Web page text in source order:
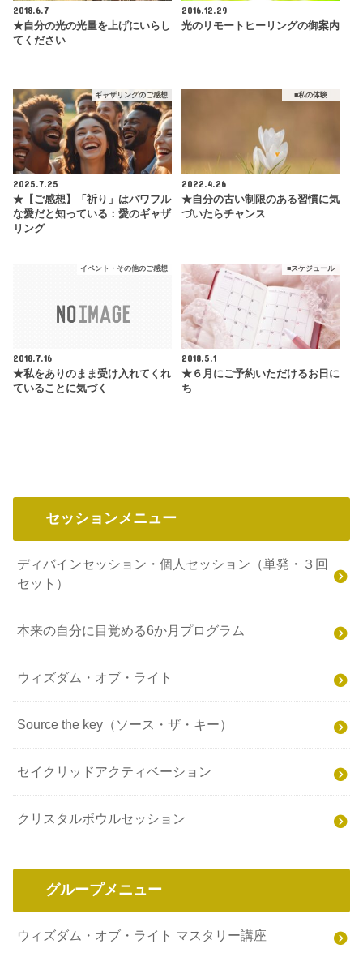
2018.6.7
★自分の光の光量を上げにいらし
てください
2016.12.29
光のリモートヒーリングの御案内
ギャザリングのご感想
2025.7.25
★【ご感想】「祈り」はパワフル
な愛だと知っている：愛のギャザ
リング
■私の体験
2022.4.26
★自分の古い制限のある習慣に気
づいたらチャンス
イベント・その他のご感想
2018.7.16
★私をありのまま受け入れてくれ
ていることに気づく
■スケジュール
2018.5.1
★６月にご予約いただけるお日に
ち
セッションメニュー
ディバインセッション・個人セッション（単発・３回
セット）
本来の自分に目覚める6か月プログラム
ウィズダム・オブ・ライト
Source the key（ソース・ザ・キー）
セイクリッドアクティベーション
クリスタルボウルセッション
グループメニュー
ウィズダム・オブ・ライト マスタリー講座